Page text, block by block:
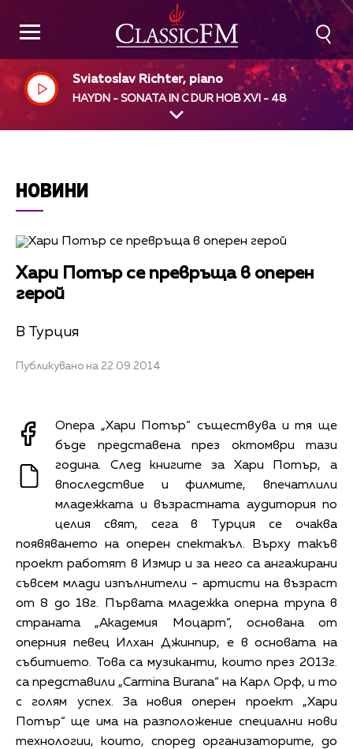
Sviatoslav Richter, piano
HAYDN - SONATA IN C DUR HOB XVI - 48
НОВИНИ
Хари Потър се превръща в оперен
герой
В Турция
Публикувано на 22.09.2014
Опера „Хари Потър“ съществува и тя ще
бъде представена през октомври тази
година. След книгите за Хари Потър, а
впоследствие и филмите, впечатлили
младежката и възрастната аудитория по
целия свят, сега в Турция се очаква
появяването на оперен спектакъл. Върху такъв
проект работят в Измир и за него са ангажирани
съвсем млади изпълнители - артисти на възраст
от 8 до 18г. Първата младежка оперна трупа в
страната „Академия Моцарт”, основана от
оперния певец Илхан Джинпир, е в основата на
събитието. Това са музиканти, които през 2013г.
са представили „Carmina Burana“ на Карл Орф, и то
с голям успех. За новия оперен проект „Хари
Потър“ ще има на разположение специални нови
технологии, които, според организаторите, до